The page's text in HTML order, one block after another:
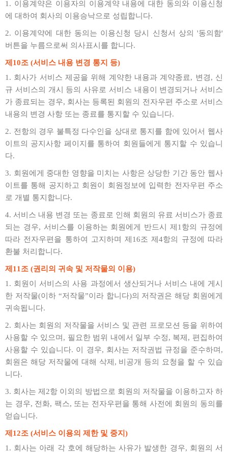
1. 이용계약은 이용자의 이용계약 내용에 대한 동의와 이용신청
에 대하여 회사의 이용승낙으로 성립합니다.
2. 이용계약에 대한 동의는 이용신청 당시 신청서 상의 '동의함'
버튼을 누름으로써 의사표시를 합니다.
제10조 (서비스 내용 변경 통지 등)
1. 회사가 서비스 제공을 위해 계약한 내용과 계약종료, 변경, 신
규 서비스의 개시 등의 사유로 서비스 내용이 변경되거나 서비스
가 종료되는 경우, 회사는 등록된 회원의 전자우편 주소로 서비스
내용의 변경 사항 또는 종료를 통지할 수 있습니다.
2. 전항의 경우 불특정 다수인을 상대로 통지를 함에 있어서 웹사
이트의 공지사항 페이지를 통하여 회원들에게 통지할 수 있습니
다.
3. 회원에게 중대한 영향을 미치는 사항은 상당한 기간 동안 웹사
이트를 통해 공지하고 회원이 회원정보에 입력한 전자우편 주소
로 개별 통지합니다.
4. 서비스 내용 변경 또는 종료로 인해 회원의 유료 서비스가 종료
되는 경우, 서비스를 이용하는 회원에게 반드시 제1항의 규정에
따라 전자우편을 통하여 고지하며 제16조 제4항의 규정에 따라
환불 처리합니다.
제11조 (권리의 귀속 및 저작물의 이용)
1. 회원이 서비스의 사용 과정에서 생산되거나 서비스 내에 게시
한 저작물(이하 “저작물”이라 합니다)의 저작권은 해당 회원에게
귀속됩니다.
2. 회사는 회원의 저작물을 서비스 및 관련 프로모션 등을 위하여
사용할 수 있으며, 필요한 범위 내에서 일부 수정, 복제, 편집하여
사용할 수 있습니다. 이 경우, 회사는 저작권법 규정을 준수하며,
회원은 해당 저작물에 대해 삭제, 비공개 등의 요청을 할 수 있습
니다.
3. 회사는 제2항 이외의 방법으로 회원의 저작물을 이용하고자 하
는 경우, 전화, 팩스, 또는 전자우편을 통해 사전에 회원의 동의를
얻습니다.
제12조 (서비스 이용의 제한 및 중지)
1. 회사는 아래 각 호에 해당하는 사유가 발생한 경우, 회원의 서